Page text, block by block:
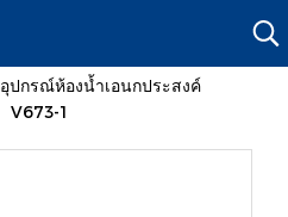
อุปกรณ์ห้องน้ำเอนกประสงค์
V673-1